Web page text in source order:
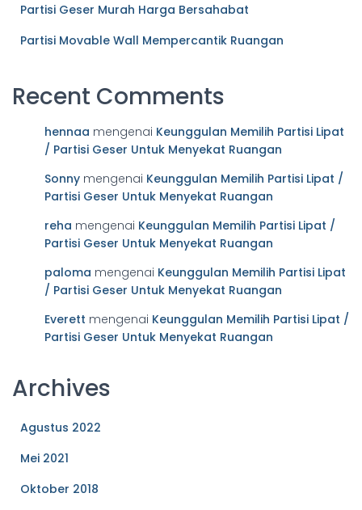
Partisi Geser Murah Harga Bersahabat
Partisi Movable Wall Mempercantik Ruangan
Recent Comments
hennaa mengenai Keunggulan Memilih Partisi Lipat
/ Partisi Geser Untuk Menyekat Ruangan
Sonny mengenai Keunggulan Memilih Partisi Lipat /
Partisi Geser Untuk Menyekat Ruangan
reha mengenai Keunggulan Memilih Partisi Lipat /
Partisi Geser Untuk Menyekat Ruangan
paloma mengenai Keunggulan Memilih Partisi Lipat
/ Partisi Geser Untuk Menyekat Ruangan
Everett mengenai Keunggulan Memilih Partisi Lipat /
Partisi Geser Untuk Menyekat Ruangan
Archives
Agustus 2022
Mei 2021
Oktober 2018